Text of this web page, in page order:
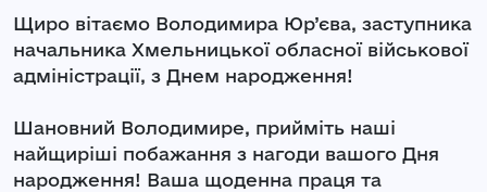
Щиро вітаємо Володимира Юр’єва, заступника
начальника Хмельницької обласної військової
адміністрації, з Днем народження!
Шановний Володимире, прийміть наші
найщиріші побажання з нагоди вашого Дня
народження! Ваша щоденна праця та